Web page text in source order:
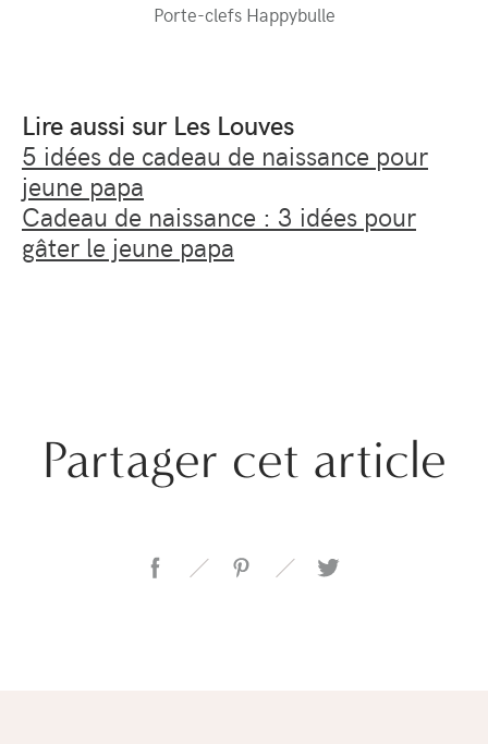
Porte-clefs Happybulle
Lire aussi sur Les Louves
5 idées de cadeau de naissance pour
jeune papa
Cadeau de naissance : 3 idées pour
gâter le jeune papa
Partager cet article